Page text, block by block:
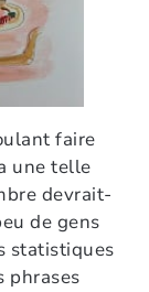
faire
une telle
devrait-
de gens
statistiques
phrases